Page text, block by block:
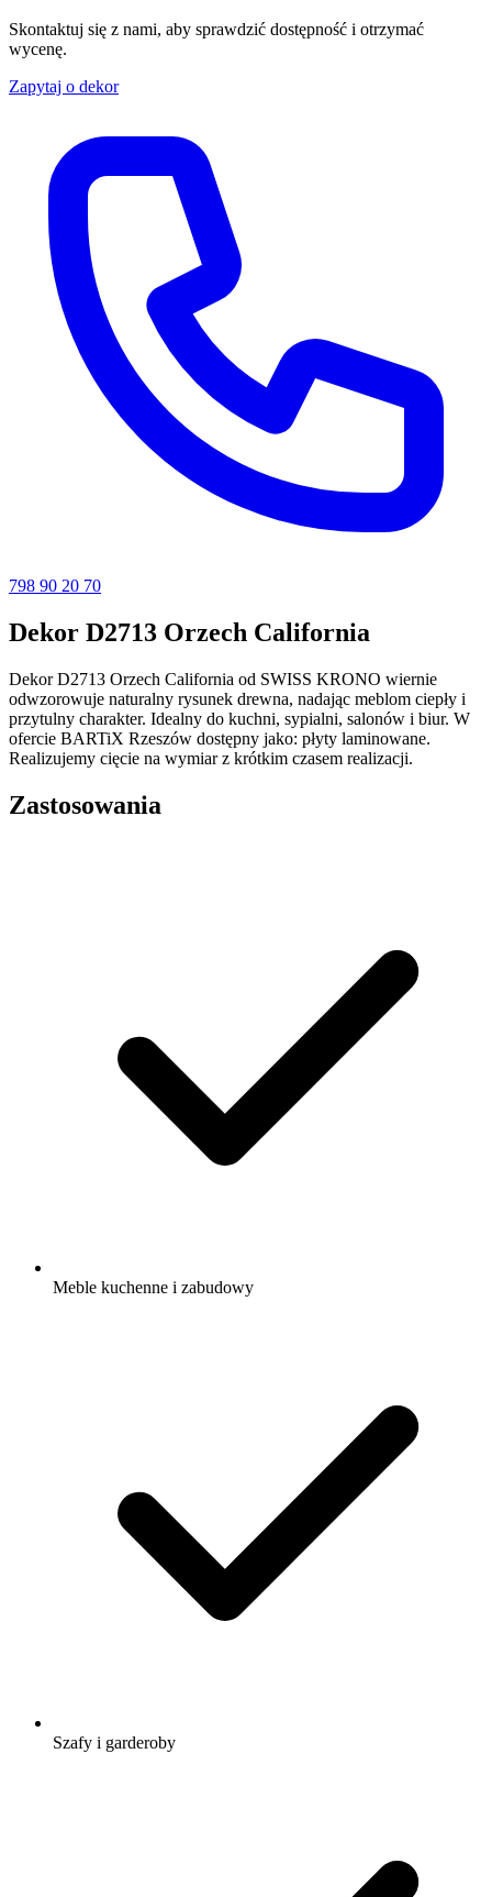
Skontaktuj się z nami, aby sprawdzić dostępność i otrzymać
wycenę.
Zapytaj o dekor
798 90 20 70
Dekor D2713 Orzech California
Dekor D2713 Orzech California od SWISS KRONO wiernie
odwzorowuje naturalny rysunek drewna, nadając meblom ciepły i
przytulny charakter. Idealny do kuchni, sypialni, salonów i biur. W
ofercie BARTiX Rzeszów dostępny jako: płyty laminowane.
Realizujemy cięcie na wymiar z krótkim czasem realizacji.
Zastosowania
Meble kuchenne i zabudowy
Szafy i garderoby